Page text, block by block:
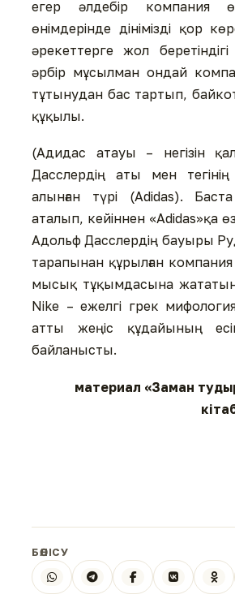
егер әлдебір компания
өнімдерінде дінімізді қор
әрекеттерге жол беретіндігі
әрбір мұсылман ондай
тұтынудан бас тартып,
құқылы.
(Адидас атауы – негізін
Дасслердің аты мен
алынған түрі (Аdidas).
аталып, кейіннен «Adidas»қа
Адольф Дасслердің бауыры
тарапынан құрылған
мысық тұқымдасына
Nike – ежелгі грек
атты жеңіс құдайының
байланысты.
материал «Заман
БӨЛІСУ